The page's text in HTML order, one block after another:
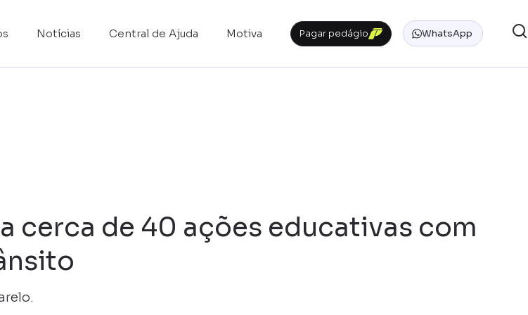
Notícias Central de Ajuda Motiva Pagar pedágio WhatsApp
cerca de 40 ações educativas com